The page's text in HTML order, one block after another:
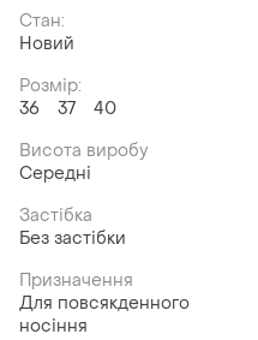
Стан:
Новий
Розмір:
36
37 40
Висота виробу
Середні
Застібка
Без застібки
Призначення
Для повсякденного
носіння